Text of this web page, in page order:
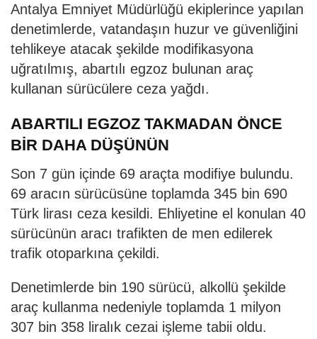
Antalya Emniyet Müdürlüğü ekiplerince yapılan
denetimlerde, vatandaşın huzur ve güvenliğini
tehlikeye atacak şekilde modifikasyona
uğratılmış, abartılı egzoz bulunan araç
kullanan sürücülere ceza yağdı.
ABARTILI EGZOZ TAKMADAN ÖNCE
BİR DAHA DÜŞÜNÜN
Son 7 gün içinde 69 araçta modifiye bulundu.
69 aracın sürücüsüne toplamda 345 bin 690
Türk lirası ceza kesildi. Ehliyetine el konulan 40
sürücünün aracı trafikten de men edilerek
trafik otoparkına çekildi.
Denetimlerde bin 190 sürücü, alkollü şekilde
araç kullanma nedeniyle toplamda 1 milyon
307 bin 358 liralık cezai işleme tabii oldu.